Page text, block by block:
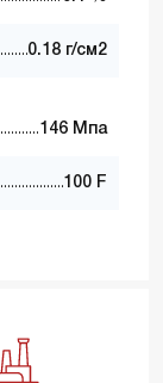
0.18 г/см2
146 Мпа
100 F